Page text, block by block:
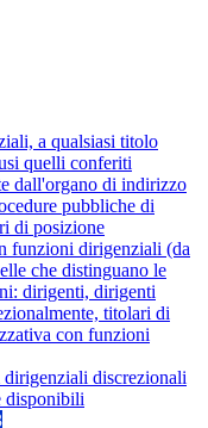
a qualsiasi titolo
quelli conferiti
dall'organo di indirizzo
pubbliche di
di posizione
funzioni dirigenziali (da
che distinguano le
dirigenti, dirigenti
titolari di
con funzioni
discrezionali
disponibili